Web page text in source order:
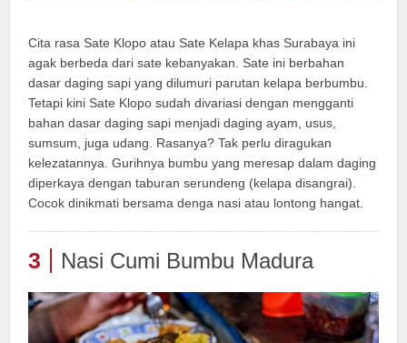
Cita rasa Sate Klopo atau Sate Kelapa khas Surabaya ini
agak berbeda dari sate kebanyakan. Sate ini berbahan
dasar daging sapi yang dilumuri parutan kelapa berbumbu.
Tetapi kini Sate Klopo sudah divariasi dengan mengganti
bahan dasar daging sapi menjadi daging ayam, usus,
sumsum, juga udang. Rasanya? Tak perlu diragukan
kelezatannya. Gurihnya bumbu yang meresap dalam daging
diperkaya dengan taburan serundeng (kelapa disangrai).
Cocok dinikmati bersama denga nasi atau lontong hangat.
3 Nasi Cumi Bumbu Madura